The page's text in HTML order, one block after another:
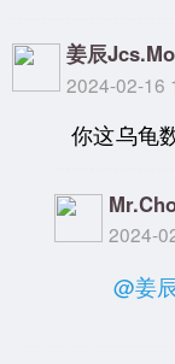
姜辰
2024-02-16
你这乌龟
2024-
@姜